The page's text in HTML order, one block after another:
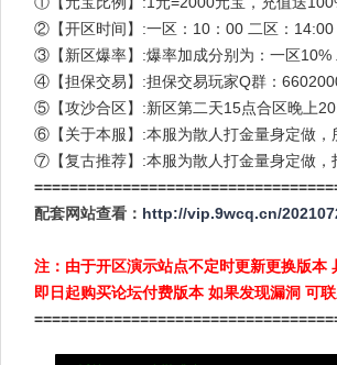
②【开区时间】:一区：10：00 二区：
③【新区爆率】:爆率加成分别为：一区10%
④【担保交易】:担保交易玩家Q群：
⑤【攻沙合区】:新区第二天15点合区晚上
⑥【关于本服】:本服为散人打金量身定做
⑦【复古推荐】:本服为散人打金量身定做，
配套网站查看： http://vip.9wcq.cn/
注：由于开区演示站点不定时更新更换版本
即日起购买论坛付费版本 如果发现漏洞 可